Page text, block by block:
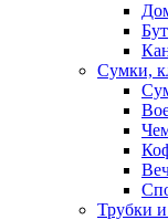
Сумки,
Трубки